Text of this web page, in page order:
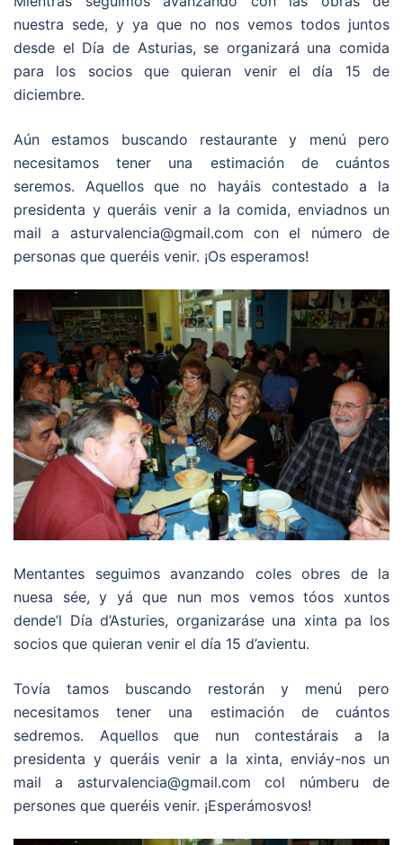
nuestra sede, y ya que no nos vemos todos juntos
desde el Día de Asturias, se organizará una comida
para los socios que quieran venir el día 15 de
diciembre.
Aún estamos buscando restaurante y menú pero
necesitamos tener una estimación de cuántos
seremos. Aquellos que no hayáis contestado a la
presidenta y queráis venir a la comida, enviadnos un
mail a asturvalencia@gmail.com con el número de
personas que queréis venir. ¡Os esperamos!
Mentantes seguimos avanzando coles obres de la
nuesa sée, y yá que nun mos vemos tóos xuntos
dende’l Día d’Asturies, organizaráse una xinta pa los
socios que quieran venir el día 15 d’avientu.
Tovía tamos buscando restorán y menú pero
necesitamos tener una estimación de cuántos
sedremos. Aquellos que nun contestárais a la
presidenta y queráis venir a la xinta, enviáy-nos un
mail a asturvalencia@gmail.com col númberu de
persones que queréis venir. ¡Esperámosvos!